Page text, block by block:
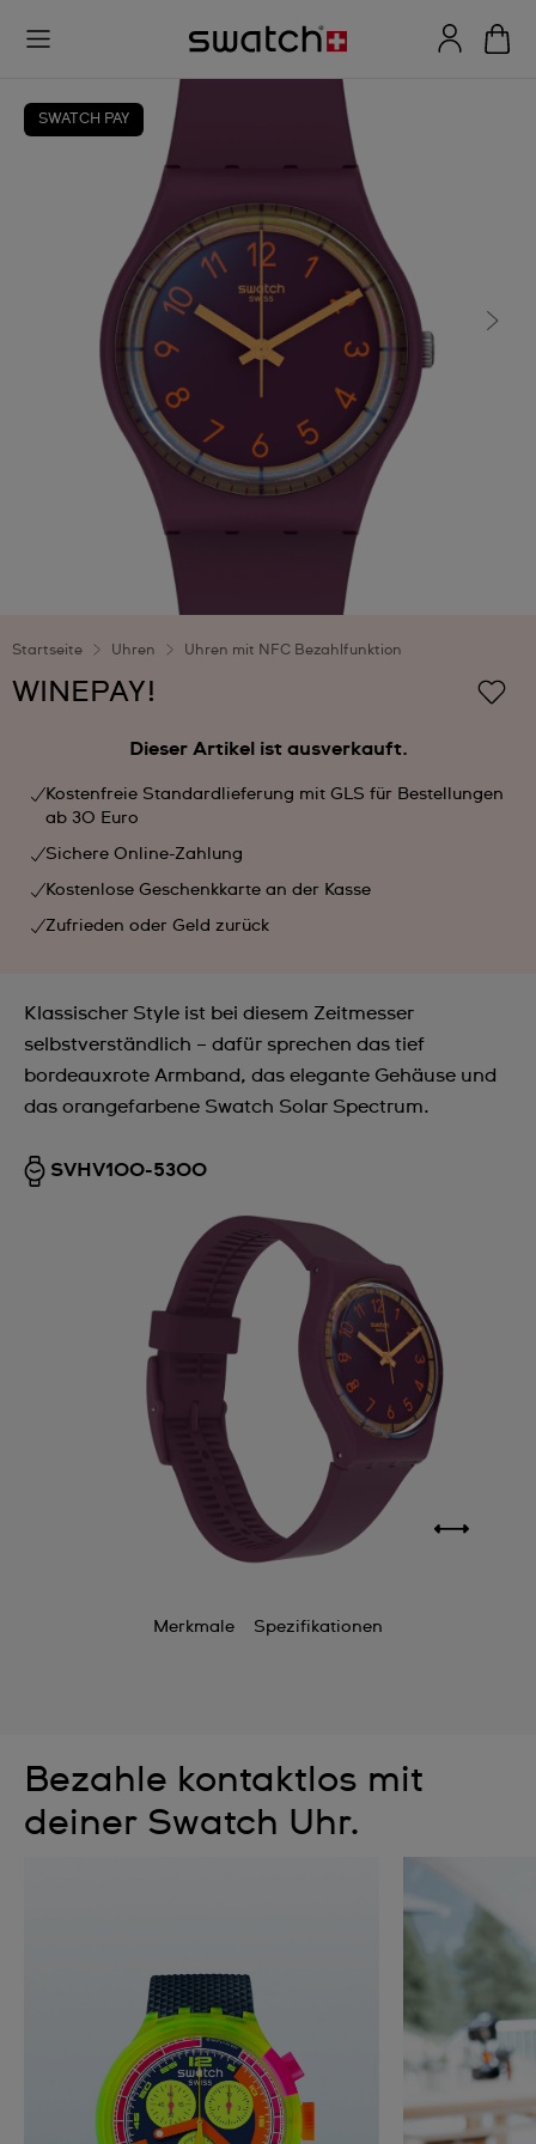
SWATCH PAY
Startseite Uhren Uhren mit NFC Bezahlfunktion
WINEPAY!
Dieser Artikel ist ausverkauft.
Kostenfreie Standardlieferung mit GLS für Bestellungen
ab 30 Euro
Sichere Online-Zahlung
Kostenlose Geschenkkarte an der Kasse
Zufrieden oder Geld zurück
Klassischer Style ist bei diesem Zeitmesser
selbstverständlich – dafür sprechen das tief
bordeauxrote Armband, das elegante Gehäuse und
das orangefarbene Swatch Solar Spectrum.
SVHV100-5300
Merkmale Spezifikationen
Bezahle kontaktlos mit
deiner Swatch Uhr.